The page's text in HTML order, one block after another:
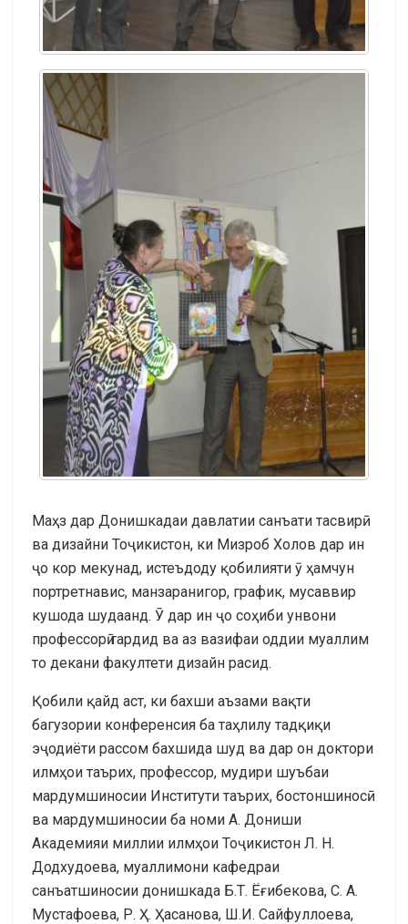
Маҳз дар Донишкадаи давлатии санъати тасвирӣ
ва дизайни Тоҷикистон, ки Мизроб Холов дар ин
ҷо кор мекунад, истеъдоду қобилияти ӯ ҳамчун
портретнавис, манзаранигор, график, мусаввир
кушода шудаанд. Ӯ дар ин ҷо соҳиби унвони
профессорӣ гардид ва аз вазифаи оддии муаллим
то декани факултети дизайн расид.
Қобили қайд аст, ки бахши аъзами вақти
багузории конференсия ба таҳлилу тадқиқи
эҷодиёти рассом бахшида шуд ва дар он доктори
илмҳои таърих, профессор, мудири шуъбаи
мардумшиносии Институти таърих, бостоншиносӣ
ва мардумшиносии ба номи А. Дониши
Академияи миллии илмҳои Тоҷикистон Л. Н.
Додхудоева, муаллимони кафедраи
санъатшиносии донишкада Б.Т. Ёғибекова, С. А.
Мустафоева, Р. Ҳ. Ҳасанова, Ш.И. Сайфуллоева,